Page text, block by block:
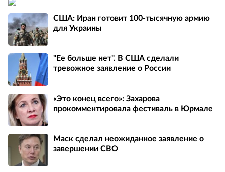
США: Иран готовит 100-тысячную армию
для Украины
"Ее больше нет". В США сделали
тревожное заявление о России
«Это конец всего»: Захарова
прокомментировала фестиваль в Юрмале
Маск сделал неожиданное заявление о
завершении СВО